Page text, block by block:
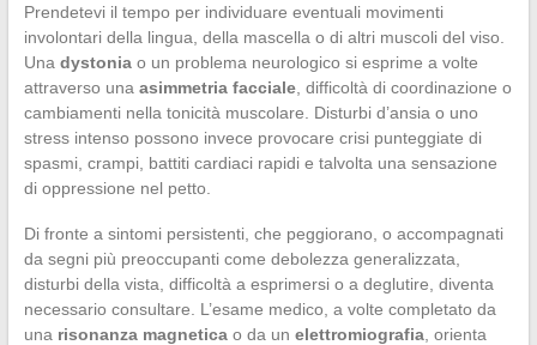
Prendetevi il tempo per individuare eventuali movimenti
involontari della lingua, della mascella o di altri muscoli del viso.
Una dystoniao un problema neurologico si esprime a volte
attraverso una asimmetria facciale, difficoltà di coordinazione o
cambiamenti nella tonicità muscolare. Disturbi d’ansia o uno
stress intenso possono invece provocare crisi punteggiate di
spasmi, crampi, battiti cardiaci rapidi e talvolta una sensazione
di oppressione nel petto.
Di fronte a sintomi persistenti, che peggiorano, o accompagnati
da segni più preoccupanti come debolezza generalizzata,
disturbi della vista, difficoltà a esprimersi o a deglutire, diventa
necessario consultare. L’esame medico, a volte completato da
una risonanza magneticao da un elettromiografia, orienta